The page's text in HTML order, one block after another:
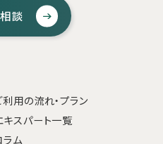
談
利用の流れ・プラン
キスパート一覧
ラム